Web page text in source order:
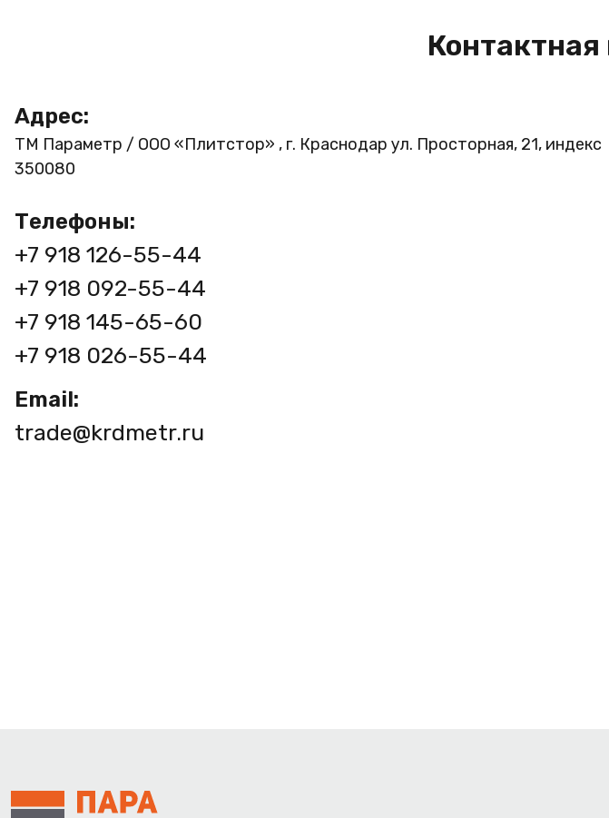
Адрес:
ТМ Параметр / ООО «Плитстор» , г. Краснодар ул. Просторная, 21, индекс
350080
Телефоны:
+7 918 126-55-44
+7 918 092-55-44
+7 918 145-65-60
+7 918 026-55-44
Email:
trade@krdmetr.ru